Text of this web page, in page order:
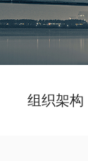
组织架构